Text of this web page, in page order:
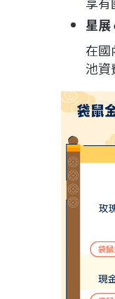
星展
在國
池資